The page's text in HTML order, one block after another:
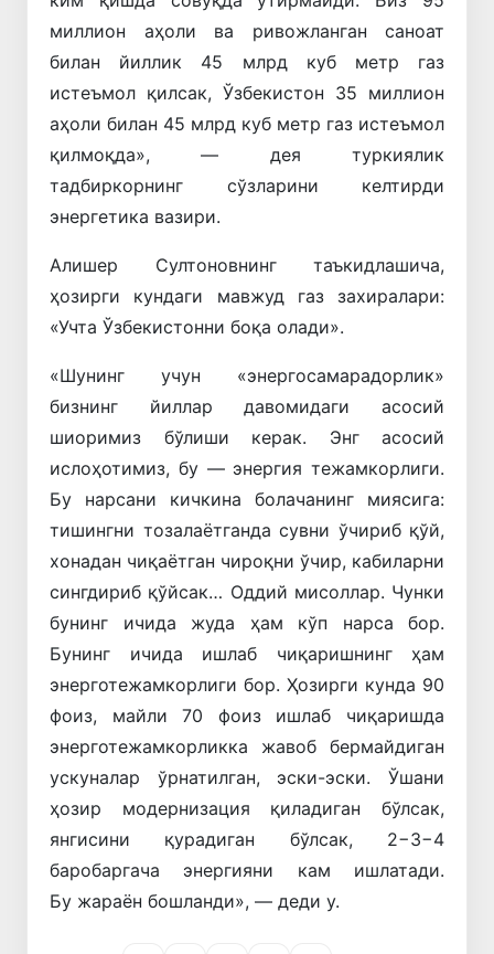
миллион аҳоли ва ривожланган саноат
билан йиллик 45 млрд куб метр газ
истеъмол қилсак, Ўзбекистон 35 миллион
аҳоли билан 45 млрд куб метр газ истеъмол
қилмоқда», — дея туркиялик
тадбиркорнинг сўзларини келтирди
энергетика вазири.
Алишер Султоновнинг таъкидлашича,
ҳозирги кундаги мавжуд газ захиралари:
«Учта Ўзбекистонни боқа олади».
«Шунинг учун «энергосамарадорлик»
бизнинг йиллар давомидаги асосий
шиоримиз бўлиши керак. Энг асосий
ислоҳотимиз, бу — энергия тежамкорлиги.
Бу нарсани кичкина болачанинг миясига:
тишингни тозалаётганда сувни ўчириб қўй,
хонадан чиқаётган чироқни ўчир, кабиларни
сингдириб қўйсак… Оддий мисоллар. Чунки
бунинг ичида жуда ҳам кўп нарса бор.
Бунинг ичида ишлаб чиқаришнинг ҳам
энерготежамкорлиги бор. Ҳозирги кунда 90
фоиз, майли 70 фоиз ишлаб чиқаришда
энерготежамкорликка жавоб бермайдиган
ускуналар ўрнатилган, эски-эски. Ўшани
ҳозир модернизация қиладиган бўлсак,
янгисини қурадиган бўлсак, 2−3−4
баробаргача энергияни кам ишлатади.
Бу жараён бошланди», — деди у.